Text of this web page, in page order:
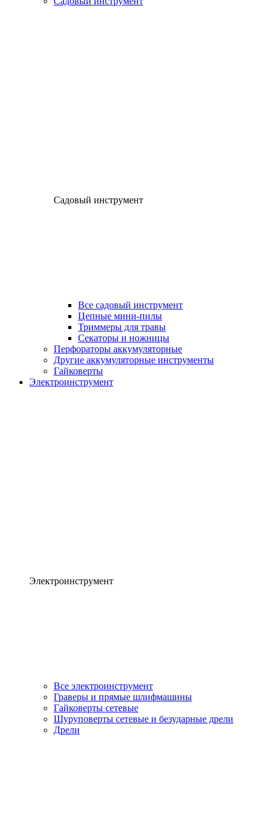
Садовый инструмент
Все садовый инструмент
Цепные мини-пилы
Триммеры для травы
Секаторы и ножницы
Перфораторы аккумуляторные
Другие аккумуляторные инструменты
Гайковерты
Электроинструмент
Электроинструмент
Все электроинструмент
Граверы и прямые шлифмашины
Гайковерты сетевые
Шуруповерты сетевые и безударные дрели
Дрели